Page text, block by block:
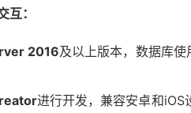
：
2016及以上版本，数据库使
进行开发，兼容安卓和iOS